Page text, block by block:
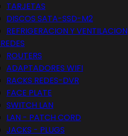
TARJETAS
DISCOS SATA-SSD-M2
REFRIGERACION Y VENTILACION
REDES
ROUTERS
ADAPTADORES WIFI
RACKS REDES-DVR
FACE PLATE
SWITCH LAN
LAN - PATCH CORD
JACKS - PLUGS